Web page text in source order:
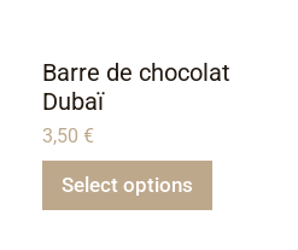
Barre de chocolat
Dubaï
3,50 €
Select options